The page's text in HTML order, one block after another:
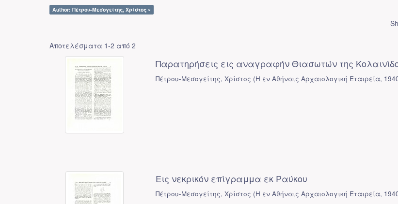
Author: Πέτρου-Μεσογείτης, Χρίστος ×
Αποτελέσματα 1-2 από 2
Παρατηρήσεις εις αναγραφήν Θιασωτών της
Πέτρου-Μεσογείτης, Χρίστος (Η εν Αθήναις Αρχαιολογική Εταιρεία,
Εις νεκρικόν επίγραμμα εκ Ραύκου
Πέτρου-Μεσογείτης, Χρίστος (Η εν Αθήναις Αρχαιολογική Εταιρεία,